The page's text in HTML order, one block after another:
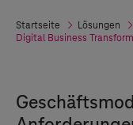
Startseite Lösungen
Digital Business